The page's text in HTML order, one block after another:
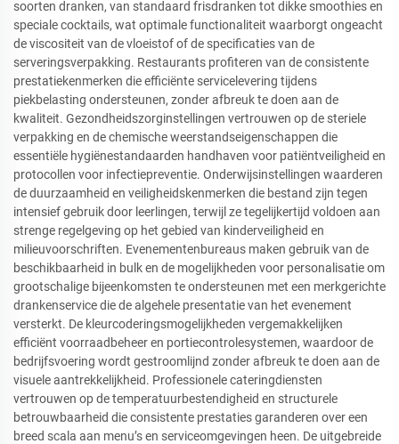
soorten dranken, van standaard frisdranken tot dikke smoothies en
speciale cocktails, wat optimale functionaliteit waarborgt ongeacht
de viscositeit van de vloeistof of de specificaties van de
serveringsverpakking. Restaurants profiteren van de consistente
prestatiekenmerken die efficiënte servicelevering tijdens
piekbelasting ondersteunen, zonder afbreuk te doen aan de
kwaliteit. Gezondheidszorginstellingen vertrouwen op de steriele
verpakking en de chemische weerstandseigenschappen die
essentiële hygiënestandaarden handhaven voor patiëntveiligheid en
protocollen voor infectiepreventie. Onderwijsinstellingen waarderen
de duurzaamheid en veiligheidskenmerken die bestand zijn tegen
intensief gebruik door leerlingen, terwijl ze tegelijkertijd voldoen aan
strenge regelgeving op het gebied van kinderveiligheid en
milieuvoorschriften. Evenementenbureaus maken gebruik van de
beschikbaarheid in bulk en de mogelijkheden voor personalisatie om
grootschalige bijeenkomsten te ondersteunen met een merkgerichte
drankenservice die de algehele presentatie van het evenement
versterkt. De kleurcoderingsmogelijkheden vergemakkelijken
efficiënt voorraadbeheer en portiecontrolesystemen, waardoor de
bedrijfsvoering wordt gestroomlijnd zonder afbreuk te doen aan de
visuele aantrekkelijkheid. Professionele cateringdiensten
vertrouwen op de temperatuurbestendigheid en structurele
betrouwbaarheid die consistente prestaties garanderen over een
breed scala aan menu’s en serviceomgevingen heen. De uitgebreide